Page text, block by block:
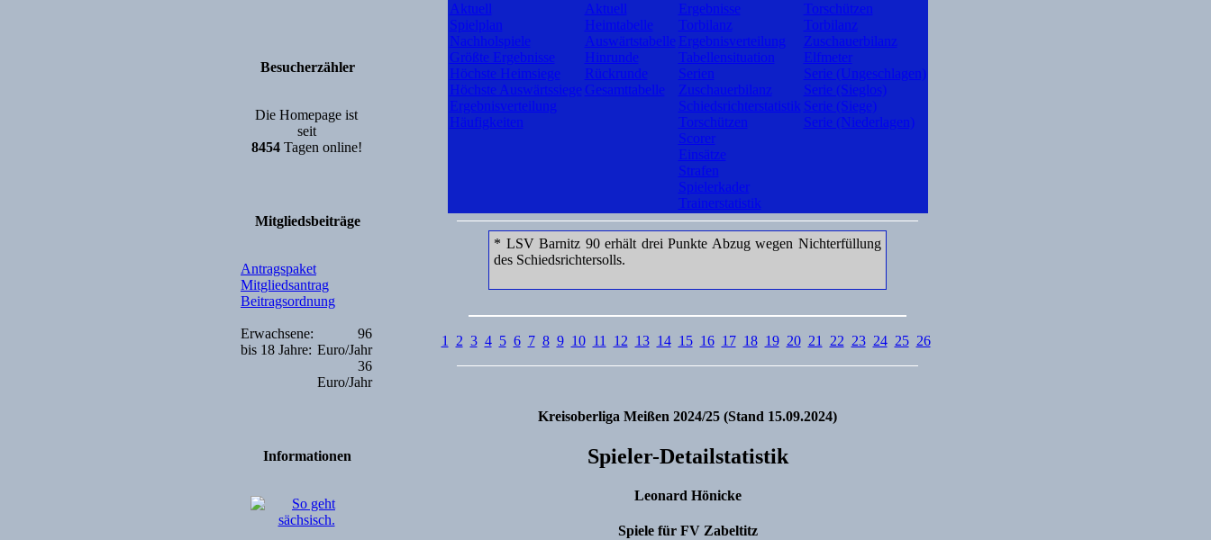
Besucherzähler
Die Homepage ist
seit
8454Tagen online!
Mitgliedsbeiträge
Antragspaket
Mitgliedsantrag
Beitragsordnung
Erwachsene:
bis 18 Jahre:
96
Euro/Jahr
36
Euro/Jahr
Informationen
Aktuell
Spielplan
Nachholspiele
Größte Ergebnisse
Höchste Heimsiege
Höchste Auswärtssiege
Ergebnisverteilung
Häufigkeiten
Aktuell
Heimtabelle
Auswärtstabelle
Hinrunde
Rückrunde
Gesamttabelle
Ergebnisse
Torbilanz
Ergebnisverteilung
Tabellensituation
Serien
Zuschauerbilanz
Schiedsrichterstatistik
Torschützen
Scorer
Einsätze
Strafen
Spielerkader
Trainerstatistik
Torschützen
Torbilanz
Zuschauerbilanz
Elfmeter
Serie (Ungeschlagen)
Serie (Sieglos)
Serie (Siege)
Serie (Niederlagen)
* LSV Barnitz 90 erhält drei Punkte Abzug wegen Nichterfüllung
des Schiedsrichtersolls.
1 2 3 4 5 6 7 8 9 10 11 12 13 14 15 16 17 18 19 20 21 22 23 24 25 26
Kreisoberliga Meißen 2024/25 (Stand 15.09.2024)
Spieler-Detailstatistik
Leonard Hönicke
Spiele für FV Zabeltitz